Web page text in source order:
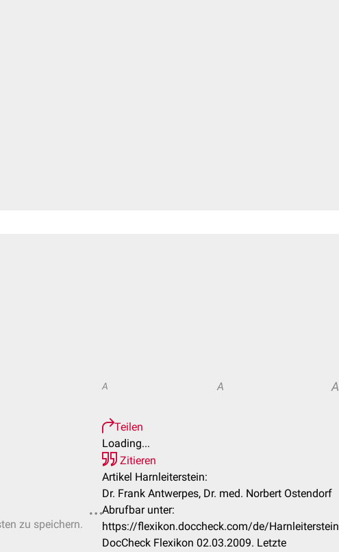
zu speichern.
A A A
Teilen
Loading...
Zitieren
Artikel Harnleiterstein:
Dr. Frank Antwerpes, Dr. med. Norbert Ostendorf
Abrufbar unter:
https://flexikon.doccheck.com/de/Harnleiterstein
DocCheck Flexikon 02.03.2009. Letzte